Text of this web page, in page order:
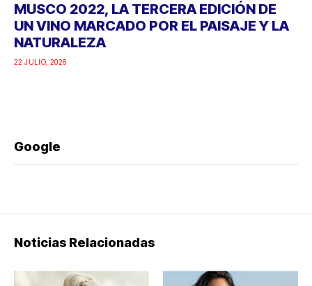
MUSCO 2022, LA TERCERA EDICIÓN DE
UN VINO MARCADO POR EL PAISAJE Y LA
NATURALEZA
22 JULIO, 2026
Google
Noticias Relacionadas